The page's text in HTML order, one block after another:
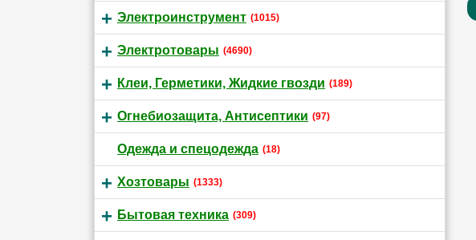
Электроинструмент (1015)
Электротовары (4690)
Клеи, Герметики, Жидкие гвозди (189)
Огнебиозащита, Антисептики (97)
Одежда и спецодежда (18)
Хозтовары (1333)
Бытовая техника (309)